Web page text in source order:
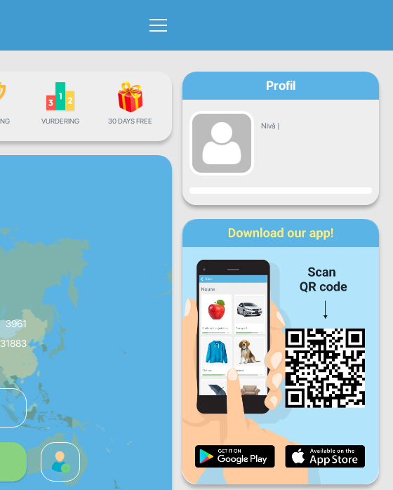
VURDERING 30 DAYS FREE
3961
Profil
Nivå |
Fremgang
Ma On To
Lø Sø
Daglige fremskritt
Månedlige fremskritt
Samlet fremgang